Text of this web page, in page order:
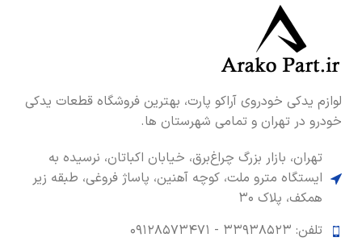
لوازم یدکی خودروی آراکو پارت، بهترین فروشگاه قطعات یدکی
خودرو در تهران و تمامی شهرستان ها.
تهران، بازار بزرگ چراغ‌برق، خیابان اکباتان، نرسیده به
ایستگاه مترو ملت، کوچه آهنین، پاساژ فروغی، طبقه زیر
همکف، پلاک ۳۰
تلفن: ۳۳۹۳۸۵۲۳ -
۰۹۱۲۸۵۷۳۴۷۱